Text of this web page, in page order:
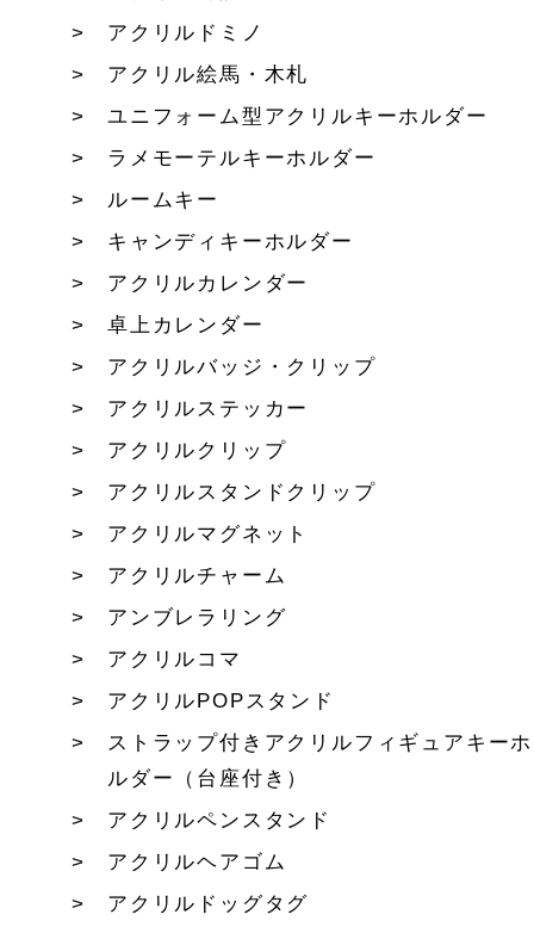
アクリルドミノ
アクリル絵馬・木札
ユニフォーム型アクリルキーホルダー
ラメモーテルキーホルダー
ルームキー
キャンディキーホルダー
アクリルカレンダー
卓上カレンダー
アクリルバッジ・クリップ
アクリルステッカー
アクリルクリップ
アクリルスタンドクリップ
アクリルマグネット
アクリルチャーム
アンブレラリング
アクリルコマ
アクリルPOPスタンド
ストラップ付きアクリルフィギュアキーホ
ルダー（台座付き）
アクリルペンスタンド
アクリルヘアゴム
アクリルドッグタグ